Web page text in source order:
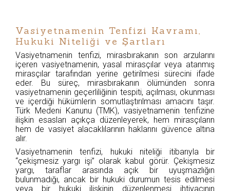
Vasiyetnamenin Tenfizi Kavramı,
Hukuki Niteliği ve Şartları
Vasiyetnamenin tenfizi, mirasbırakanın son arzularını
içeren vasiyetnamenin, yasal mirasçılar veya atanmış
mirasçılar tarafından yerine getirilmesi sürecini ifade
eder. Bu süreç, mirasbırakanın ölümünden sonra
vasiyetnamenin geçerliliğinin tespiti, açılması, okunması
ve içerdiği hükümlerin somutlaştırılması amacını taşır.
Türk Medeni Kanunu (TMK), vasiyetnamenin tenfizine
ilişkin esasları açıkça düzenleyerek, hem mirasçıların
hem de vasiyet alacaklılarının haklarını güvence altına
alır.
Vasiyetnamenin tenfizi, hukuki niteliği itibarıyla bir
“çekişmesiz yargı işi” olarak kabul görür. Çekişmesiz
yargı, taraflar arasında açık bir uyuşmazlığın
bulunmadığı, ancak bir hukuki durumun tesis edilmesi
veya bir hukuki ilişkinin düzenlenmesi ihtiyacının